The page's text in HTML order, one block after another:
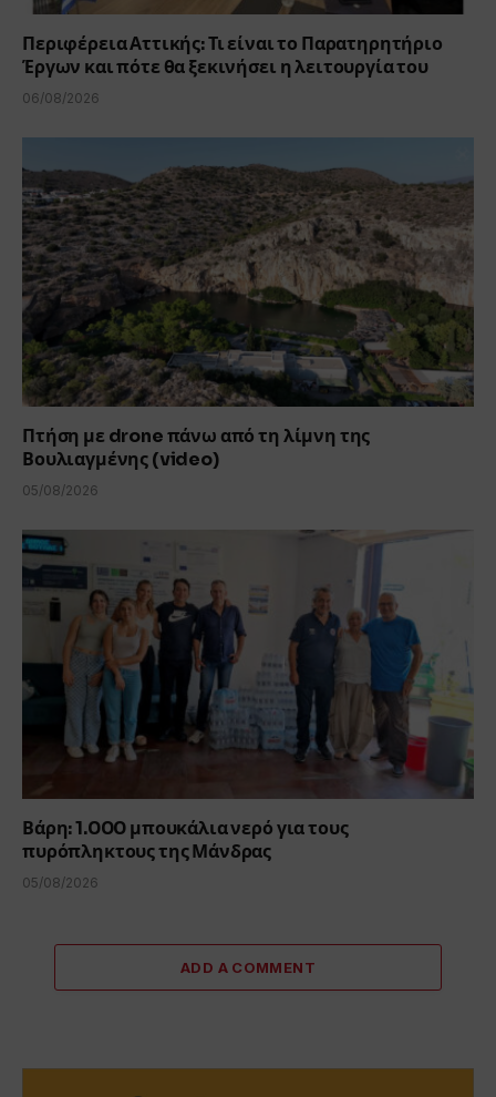
Περιφέρεια Αττικής: Τι είναι το Παρατηρητήριο
Έργων και πότε θα ξεκινήσει η λειτουργία του
06/08/2026
Πτήση με drone πάνω από τη λίμνη της
Βουλιαγμένης (video)
05/08/2026
Βάρη: 1.000 μπουκάλια νερό για τους
πυρόπληκτους της Μάνδρας
05/08/2026
ADD A COMMENT